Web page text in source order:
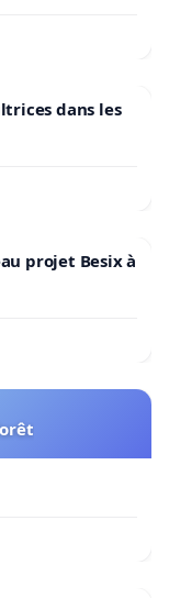
dans les
projet Besix à